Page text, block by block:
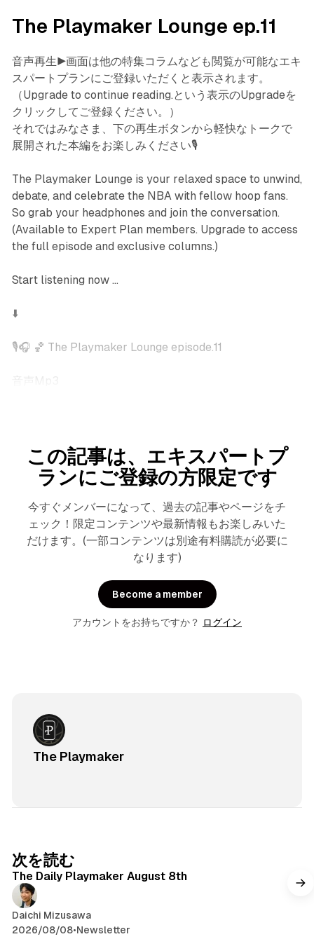
The Playmaker Lounge ep.11
音声再生▶️画面は他の特集コラムなども閲覧が可能なエキ
スパートプランにご登録いただくと表示されます。
（Upgrade to continue reading.という表示のUpgradeを
クリックしてご登録ください。）
それではみなさま、下の再生ボタンから軽快なトークで
展開された本編をお楽しみください🎙️
The Playmaker Lounge is your relaxed space to unwind,
debate, and celebrate the NBA with fellow hoop fans.
So grab your headphones and join the conversation.
(Available to Expert Plan members. Upgrade to access
the full episode and exclusive columns.)
Start listening now ...
⬇️
🎙️🎧 🏀 The Playmaker Lounge episode.11
この記事は、エキスパートプ
ランにご登録の方限定です
今すぐメンバーになって、過去の記事やページをチ
ェック！限定コンテンツや最新情報もお楽しみいた
だけます。(一部コンテンツは別途有料購読が必要に
なります)
Become a member
アカウントをお持ちですか？ ログイン
The Playmaker
次を読む
The Daily Playmaker August 8th
Daichi Mizusawa
2026/08/08•Newsletter